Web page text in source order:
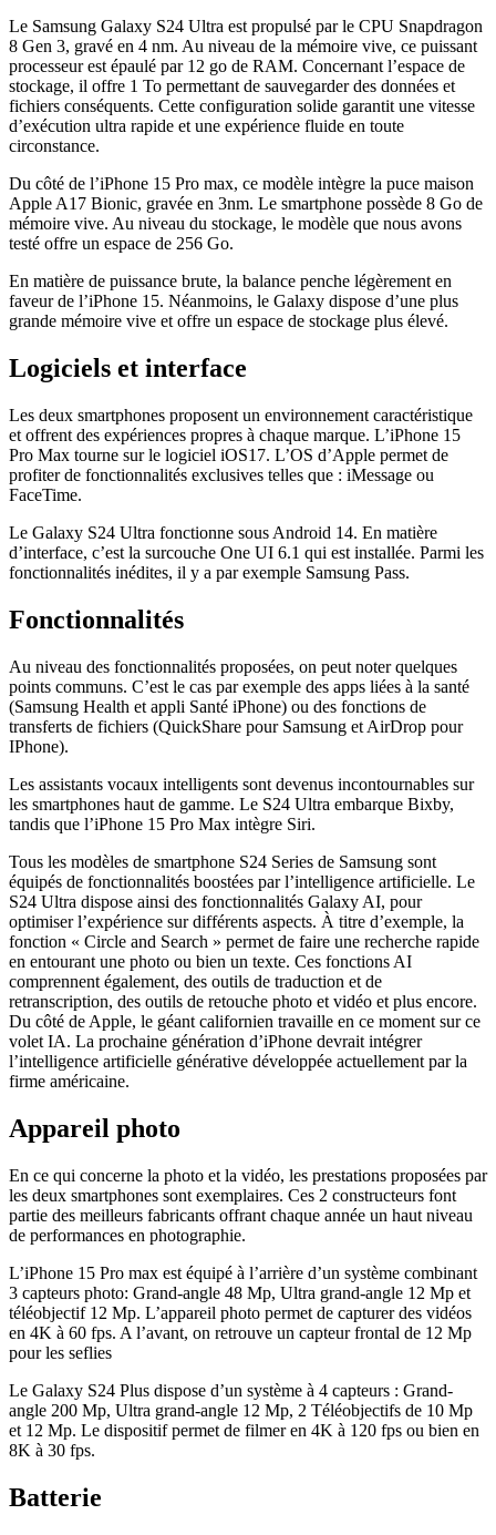
Le Samsung Galaxy S24 Ultra est propulsé par le CPU Snapdragon
8 Gen 3, gravé en 4 nm. Au niveau de la mémoire vive, ce puissant
processeur est épaulé par 12 go de RAM. Concernant l’espace de
stockage, il offre 1 To permettant de sauvegarder des données et
fichiers conséquents. Cette configuration solide garantit une vitesse
d’exécution ultra rapide et une expérience fluide en toute
circonstance.
Du côté de l’iPhone 15 Pro max, ce modèle intègre la puce maison
Apple A17 Bionic, gravée en 3nm. Le smartphone possède 8 Go de
mémoire vive. Au niveau du stockage, le modèle que nous avons
testé offre un espace de 256 Go.
En matière de puissance brute, la balance penche légèrement en
faveur de l’iPhone 15. Néanmoins, le Galaxy dispose d’une plus
grande mémoire vive et offre un espace de stockage plus élevé.
Logiciels et interface
Les deux smartphones proposent un environnement caractéristique
et offrent des expériences propres à chaque marque. L’iPhone 15
Pro Max tourne sur le logiciel iOS17. L’OS d’Apple permet de
profiter de fonctionnalités exclusives telles que : iMessage ou
FaceTime.
Le Galaxy S24 Ultra fonctionne sous Android 14. En matière
d’interface, c’est la surcouche One UI 6.1 qui est installée. Parmi les
fonctionnalités inédites, il y a par exemple Samsung Pass.
Fonctionnalités
Au niveau des fonctionnalités proposées, on peut noter quelques
points communs. C’est le cas par exemple des apps liées à la santé
(Samsung Health et appli Santé iPhone) ou des fonctions de
transferts de fichiers (QuickShare pour Samsung et AirDrop pour
IPhone).
Les assistants vocaux intelligents sont devenus incontournables sur
les smartphones haut de gamme. Le S24 Ultra embarque Bixby,
tandis que l’iPhone 15 Pro Max intègre Siri.
Tous les modèles de smartphone S24 Series de Samsung sont
équipés de fonctionnalités boostées par l’intelligence artificielle. Le
S24 Ultra dispose ainsi des fonctionnalités Galaxy AI, pour
optimiser l’expérience sur différents aspects. À titre d’exemple, la
fonction « Circle and Search » permet de faire une recherche rapide
en entourant une photo ou bien un texte. Ces fonctions AI
comprennent également, des outils de traduction et de
retranscription, des outils de retouche photo et vidéo et plus encore.
Du côté de Apple, le géant californien travaille en ce moment sur ce
volet IA. La prochaine génération d’iPhone devrait intégrer
l’intelligence artificielle générative développée actuellement par la
firme américaine.
Appareil photo
En ce qui concerne la photo et la vidéo, les prestations proposées par
les deux smartphones sont exemplaires. Ces 2 constructeurs font
partie des meilleurs fabricants offrant chaque année un haut niveau
de performances en photographie.
L’iPhone 15 Pro max est équipé à l’arrière d’un système combinant
3 capteurs photo: Grand-angle 48 Mp, Ultra grand-angle 12 Mp et
téléobjectif 12 Mp. L’appareil photo permet de capturer des vidéos
en 4K à 60 fps. A l’avant, on retrouve un capteur frontal de 12 Mp
pour les seflies
Le Galaxy S24 Plus dispose d’un système à 4 capteurs : Grand-
angle 200 Mp, Ultra grand-angle 12 Mp, 2 Téléobjectifs de 10 Mp
et 12 Mp. Le dispositif permet de filmer en 4K à 120 fps ou bien en
8K à 30 fps.
Batterie